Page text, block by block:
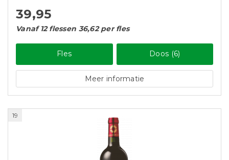
39,95
Vanaf 12 flessen 36,62 per fles
Fles Doos (6)
Meer informatie
19